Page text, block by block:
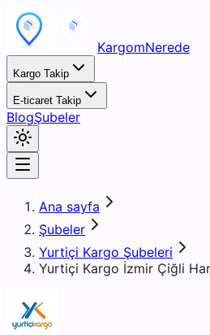
KargomNerede
Kargo Takip
E-ticaret Takip
BlogŞubeler
Ana sayfa
Şubeler
Yurtiçi Kargo Şubeleri
Yurtiçi Kargo İzmir Çiğli